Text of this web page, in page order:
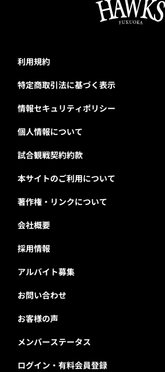
利用規約
特定商取引法に基づく表示
情報セキュリティポリシー
個人情報について
試合観戦契約約款
本サイトのご利用について
著作権・リンクについて
会社概要
採用情報
アルバイト募集
お問い合わせ
お客様の声
メンバーステータス
ログイン・有料会員登録